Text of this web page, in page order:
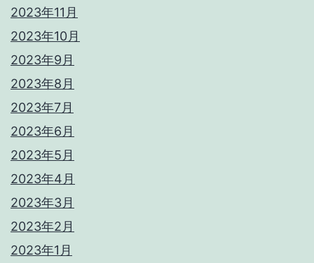
2023年11月
2023年10月
2023年9月
2023年8月
2023年7月
2023年6月
2023年5月
2023年4月
2023年3月
2023年2月
2023年1月